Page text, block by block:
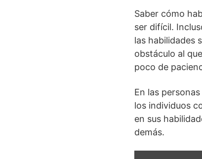
Saber cómo
ser difícil.
las habilidades
obstáculo al
poco de
En las
los individuos
en sus
demás.